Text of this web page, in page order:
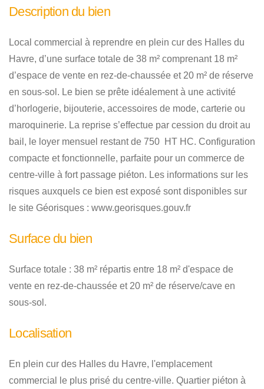
Description du bien
Local commercial à reprendre en plein cur des Halles du
Havre, d’une surface totale de 38 m² comprenant 18 m²
d’espace de vente en rez-de-chaussée et 20 m² de réserve
en sous-sol. Le bien se prête idéalement à une activité
d’horlogerie, bijouterie, accessoires de mode, carterie ou
maroquinerie. La reprise s’effectue par cession du droit au
bail, le loyer mensuel restant de 750  HT HC. Configuration
compacte et fonctionnelle, parfaite pour un commerce de
centre-ville à fort passage piéton. Les informations sur les
risques auxquels ce bien est exposé sont disponibles sur
le site Géorisques : www.georisques.gouv.fr
Surface du bien
Surface totale : 38 m² répartis entre 18 m² d'espace de
vente en rez-de-chaussée et 20 m² de réserve/cave en
sous-sol.
Localisation
En plein cur des Halles du Havre, l'emplacement
commercial le plus prisé du centre-ville. Quartier piéton à